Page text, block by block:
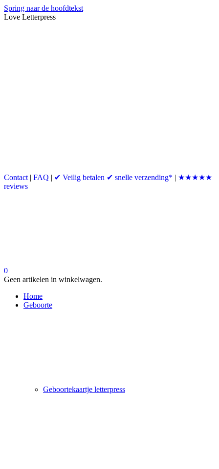
Spring naar de hoofdtekst
Love Letterpress
Contact | FAQ | ✔ Veilig betalen ✔ snelle verzending* | ★★★★★
reviews
0
Geen artikelen in winkelwagen.
Home
Geboorte
Geboortekaartje letterpress